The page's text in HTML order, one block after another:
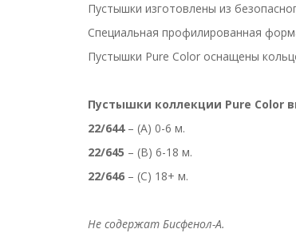
Пустышки изготовлены из
Специальная профилированная
Пустышки Pure Color оснащены
Пустышки коллекции Pure Color
22/644– (А) 0-6 м.
22/645 – (B) 6-18 м.
22/646 – (С) 18+ м.
Не содержат Бисфенол-А.